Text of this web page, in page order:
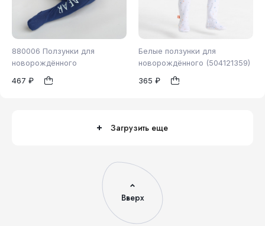
880006 Ползунки для
новорождённого
467 ₽
62 68
Белые ползунки для
новорождённого (504121359)
365 ₽
68
Загрузить еще
Вверх